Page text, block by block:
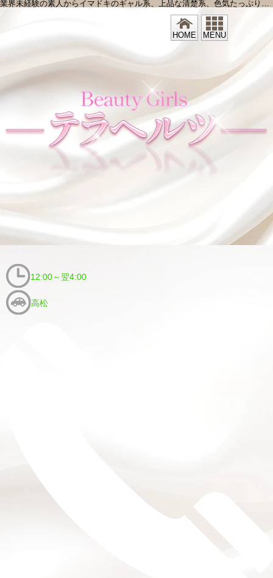
業界未経験の素人からイマドキのギャル系、上品な清楚系、色気たっぷりのお姉さん系など、同店には様々なタイプの女性が在籍。どの子も抜群のスタイルかつルックスも光っています！ また、スタッフの対応の丁寧さも注目ポイント。女の子はもちろん、コースやオプション、ホテルなどの相談にもしっかり乗ってくれるので、安心して遊べちゃいます！
MENU
HOME
12:00～翌4:00
高松